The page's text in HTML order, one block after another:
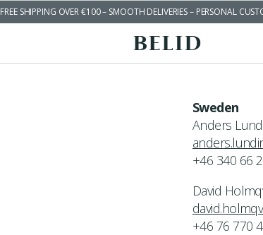
FREE SHIPPING OVER €100 – SMOOTH DELIVERIES – PERSONAL
Sweden
Anders
+46 340 66
David
+46 76 770